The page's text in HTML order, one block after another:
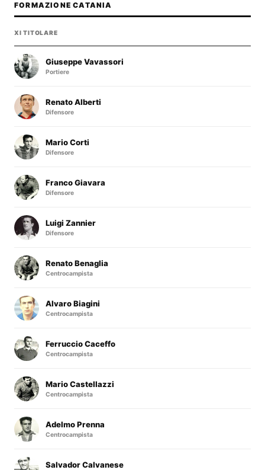
FORMAZIONE CATANIA
XI TITOLARE
Giuseppe Vavassori
Portiere
Renato Alberti
Difensore
Mario Corti
Difensore
Franco Giavara
Difensore
Luigi Zannier
Difensore
Renato Benaglia
Centrocampista
Alvaro Biagini
Centrocampista
Ferruccio Caceffo
Centrocampista
Mario Castellazzi
Centrocampista
Adelmo Prenna
Centrocampista
Salvador Calvanese